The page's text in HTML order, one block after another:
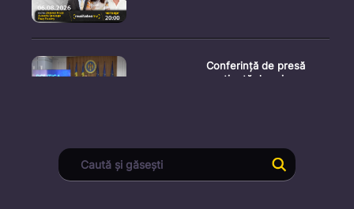
Conferință de presă
susținută de prim-
Ședința Consiliului
Superior al Procurorilor
din